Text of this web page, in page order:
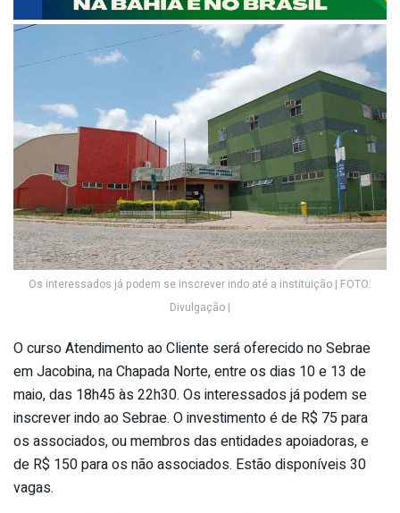
Os interessados já podem se inscrever indo até a instituição | FOTO:
Divulgação |
O curso Atendimento ao Cliente será oferecido no Sebrae
em Jacobina, na Chapada Norte, entre os dias 10 e 13 de
maio, das 18h45 às 22h30. Os interessados já podem se
inscrever indo ao Sebrae. O investimento é de R$ 75 para
os associados, ou membros das entidades apoiadoras, e
de R$ 150 para os não associados. Estão disponíveis 30
vagas.